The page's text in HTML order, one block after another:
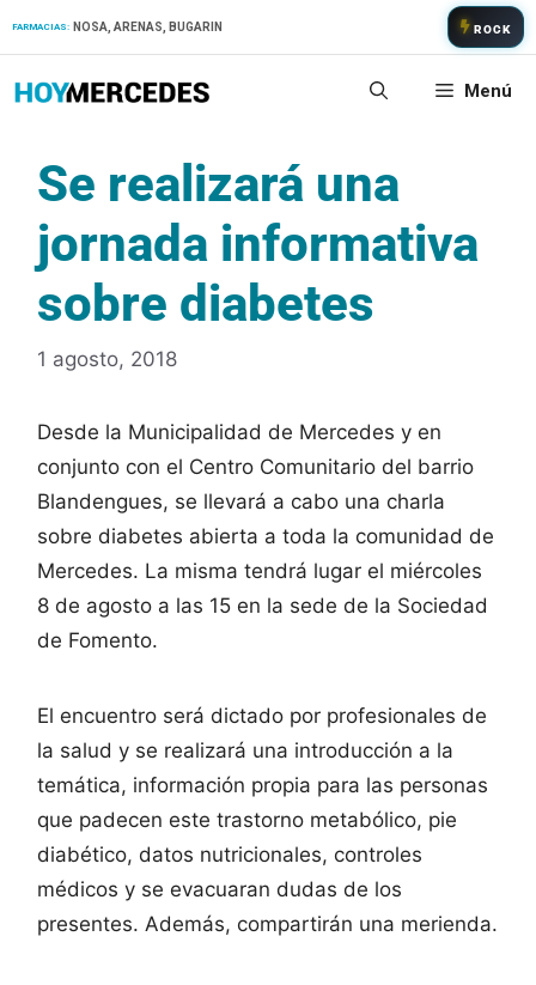
FARMACIAS: NOSA, ARENAS, BUGARIN ROCK
Menú
Se realizará una
jornada informativa
sobre diabetes
1 agosto, 2018
Desde la Municipalidad de Mercedes y en
conjunto con el Centro Comunitario del barrio
Blandengues, se llevará a cabo una charla
sobre diabetes abierta a toda la comunidad de
Mercedes. La misma tendrá lugar el miércoles
8 de agosto a las 15 en la sede de la Sociedad
de Fomento.
El encuentro será dictado por profesionales de
la salud y se realizará una introducción a la
temática, información propia para las personas
que padecen este trastorno metabólico, pie
diabético, datos nutricionales, controles
médicos y se evacuaran dudas de los
presentes. Además, compartirán una merienda.